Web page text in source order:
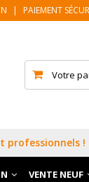
| PAIEMENT
Votre
professionnels !
VENTE NEUF